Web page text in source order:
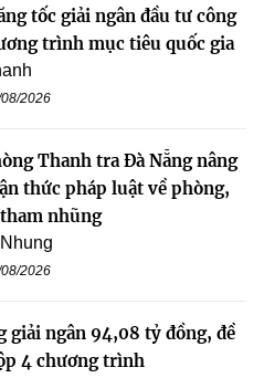
tốc giải ngân đầu tư công
trình mục tiêu quốc gia
2026
Thanh tra Đà Nẵng nâng
thức pháp luật về phòng,
nhũng
2026
giải ngân 94,08 tỷ đồng, đề
4 chương trình